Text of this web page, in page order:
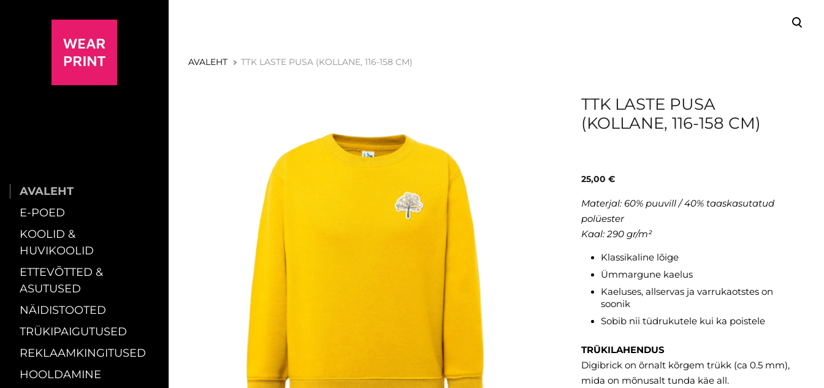
AVALEHT
E-POED
KOOLID &
HUVIKOOLID
ETTEVÕTTED &
ASUTUSED
NÄIDISTOOTED
TRÜKIPAIGUTUSED
REKLAAMKINGITUSED
HOOLDAMINE
AVALEHT TTK LASTE PUSA (KOLLANE, 116-158 CM)
TTK LASTE PUSA
(KOLLANE, 116-158 CM)
25,00 €
Materjal: 60% puuvill / 40% taaskasutatud
polüester
Kaal: 290 gr/m²
Klassikaline lõige
Ümmargune kaelus
Kaeluses, allservas ja varrukaotstes on
soonik
Sobib nii tüdrukutele kui ka poistele
TRÜKILAHENDUS
Digibrick on õrnalt kõrgem trükk (ca 0.5 mm),
mida on mõnusalt tunda käe all.